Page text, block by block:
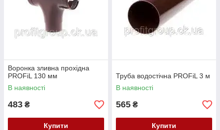
Воронка зливна прохідна
PROFiL 130 мм
В наявності
483 ₴
Купити
Труба водостічна PROFiL 3 м
В наявності
565 ₴
Купити